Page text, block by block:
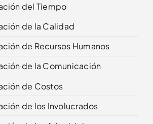
del Tiempo
de la Calidad
de Recursos Humanos
de la Comunicación
de Costos
de los Involucrados